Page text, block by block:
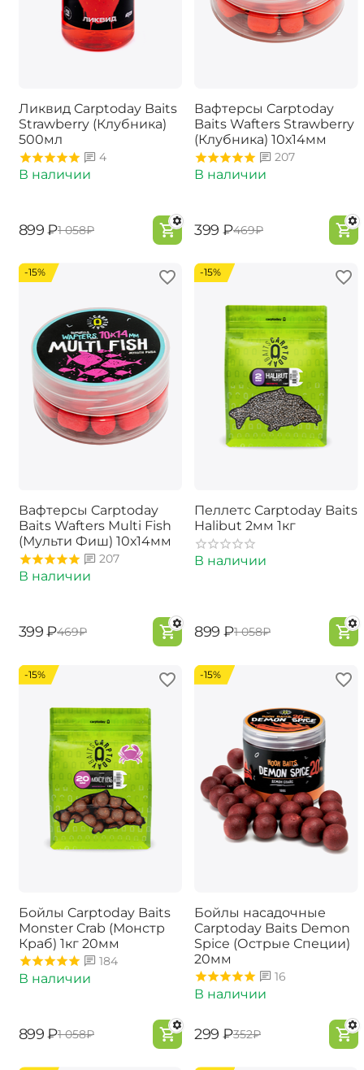
Ликвид Carptoday Baits
Strawberry (Клубника)
500мл
4
В наличии
‍899‍ ₽‍1 058‍₽
Вафтерсы Carptoday
Baits Wafters Strawberry
(Клубника) 10х14мм
207
В наличии
‍399‍ ₽‍469‍₽
-15%
Вафтерсы Carptoday
Baits Wafters Multi Fish
(Мульти Фиш) 10х14мм
207
В наличии
‍399‍ ₽‍469‍₽
-15%
Пеллетс Carptoday Baits
Halibut 2мм 1кг
В наличии
‍899‍ ₽‍1 058‍₽
-15%
Бойлы Carptoday Baits
Monster Crab (Монстр
Краб) 1кг 20мм
184
В наличии
‍899‍ ₽‍1 058‍₽
-15%
Бойлы насадочные
Carptoday Baits Demon
Spice (Острые Специи)
20мм
16
В наличии
‍299‍ ₽‍352‍₽